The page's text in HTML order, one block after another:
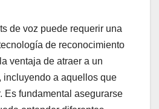
de voz puede requerir una
de reconocimiento
ventaja de atraer a un
incluyendo a aquellos que
Es fundamental asegurarse